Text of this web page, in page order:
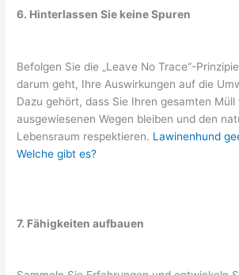
6. Hinterlassen Sie keine Spuren
Befolgen Sie die „Leave No Trace“-
darum geht, Ihre Auswirkungen auf die
Dazu gehört, dass Sie Ihren gesamten
ausgewiesenen Wegen bleiben und den
Lebensraum respektieren. Lawinenhund
Welche gibt es?
7. Fähigkeiten aufbauen